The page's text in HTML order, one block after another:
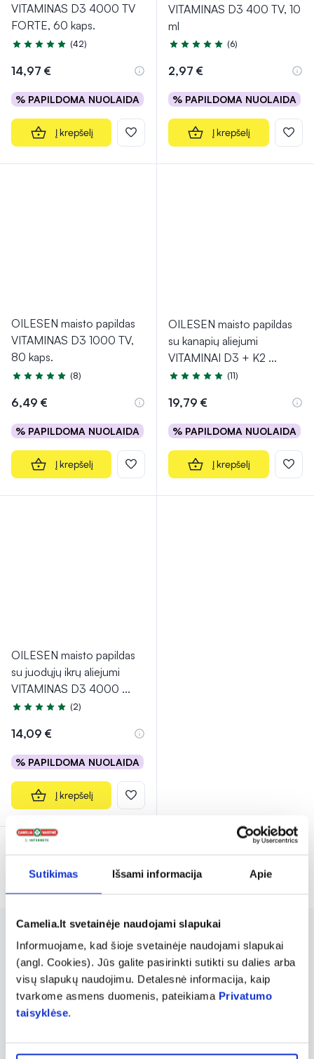
Sutikimas Išsami informacija Apie
Camelia.lt svetainėje naudojami slapukai
Informuojame, kad šioje svetainėje naudojami slapukai
(angl. Cookies). Jūs galite pasirinkti sutikti su dalies arba
visų slapukų naudojimu. Detalesnė informacija, kaip
tvarkome asmens duomenis, pateikiama Privatumo
taisyklėse.
VITAMINAS D3 4000 TV
FORTE, 60 kaps.
Įvertinimas 5.0 iš 5
(42)
14,97 €
% PAPILDOMA NUOLAIDA
Į krepšelį
VITAMINAS D3 400 TV, 10
ml
Įvertinimas 4.8 iš 5
(6)
2,97 €
% PAPILDOMA NUOLAIDA
Į krepšelį
OILESEN maisto papildas
VITAMINAS D3 1000 TV,
80 kaps.
Įvertinimas 5.0 iš 5
(8)
6,49 €
% PAPILDOMA NUOLAIDA
Į krepšelį
OILESEN maisto papildas
su kanapių aliejumi
VITAMINAI D3 + K2 ...
Įvertinimas 5.0 iš 5
(11)
19,79 €
% PAPILDOMA NUOLAIDA
Į krepšelį
OILESEN maisto papildas
su juodųjų ikrų aliejumi
VITAMINAS D3 4000 ...
Įvertinimas 5.0 iš 5
(2)
14,09 €
% PAPILDOMA NUOLAIDA
Į krepšelį
OILESEN, gerai žinomas kaip vitaminų ir
maisto papildų prekinis ženklas, daugiausiai
dėmesio skiriantis vitaminui D. Šio prekės
ženklo produktai yra sukurti siekiant palaikyti
kaulų būklę. Vitaminas D yra esminis ne tik